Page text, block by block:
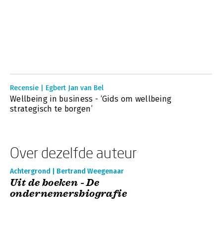
Recensie | Egbert Jan van Bel
Wellbeing in business - ‘Gids om wellbeing
strategisch te borgen’
Over dezelfde auteur
Achtergrond | Bertrand Weegenaar
Uit de boeken - De
ondernemersbiografie